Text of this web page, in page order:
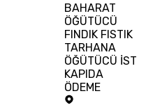
BAHARAT
ÖĞÜTÜCÜ
FINDIK FISTIK
TARHANA
ÖĞÜTÜCÜ İST
KAPIDA
ÖDEME